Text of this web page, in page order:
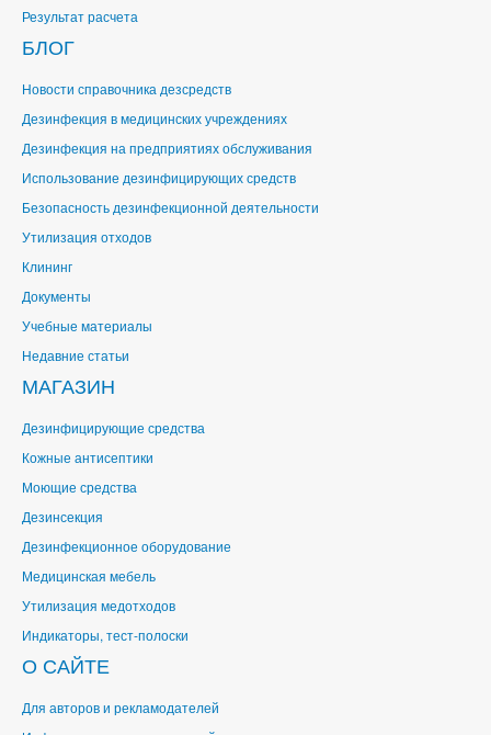
Результат расчета
БЛОГ
Новости справочника дезсредств
Дезинфекция в медицинских учреждениях
Дезинфекция на предприятиях обслуживания
Использование дезинфицирующих средств
Безопасность дезинфекционной деятельности
Утилизация отходов
Клининг
Документы
Учебные материалы
Недавние статьи
МАГАЗИН
Дезинфицирующие средства
Кожные антисептики
Моющие средства
Дезинсекция
Дезинфекционное оборудование
Медицинская мебель
Утилизация медотходов
Индикаторы, тест-полоски
О САЙТЕ
Для авторов и рекламодателей